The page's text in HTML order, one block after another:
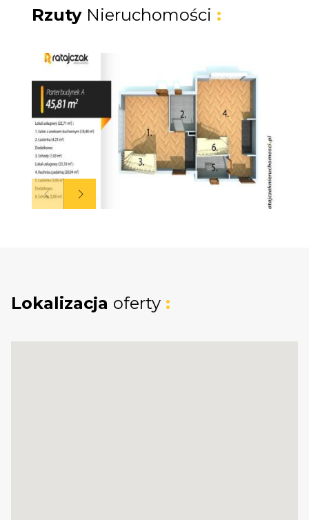
Sprzedawana inwestycja w trakcie budowy,
cała dokumentacja prowadzona na bieżąco,
Sprzedający w cenie oddają zakupione
dotychczas wyposażenie m.in: klimatyzatory,
schody wewnętrzne, wełna do ocieplenia
dachu, płaskie, panelowe podgrzewacze
wody.
- pokoju z aneksem kuchennym 18,48 m2
+ schody
Rzuty Nieruchomości :
Lokalizacja oferty :